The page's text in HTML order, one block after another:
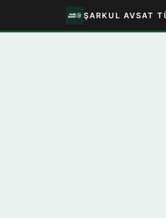
ŞARKUL AVSAT